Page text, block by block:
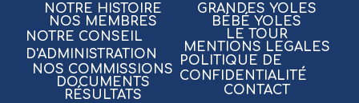
NOTRE HISTOIRE
NOS MEMBRES
NOTRE CONSEIL
D'ADMINISTRATION
NOS COMMISSIONS
DOCUMENTS
RÉSULTATS
GRANDES YOLES
BÉBÉ YOLES
LE TOUR
MENTIONS LEGALES
POLITIQUE DE
CONFIDENTIALITÉ
CONTACT